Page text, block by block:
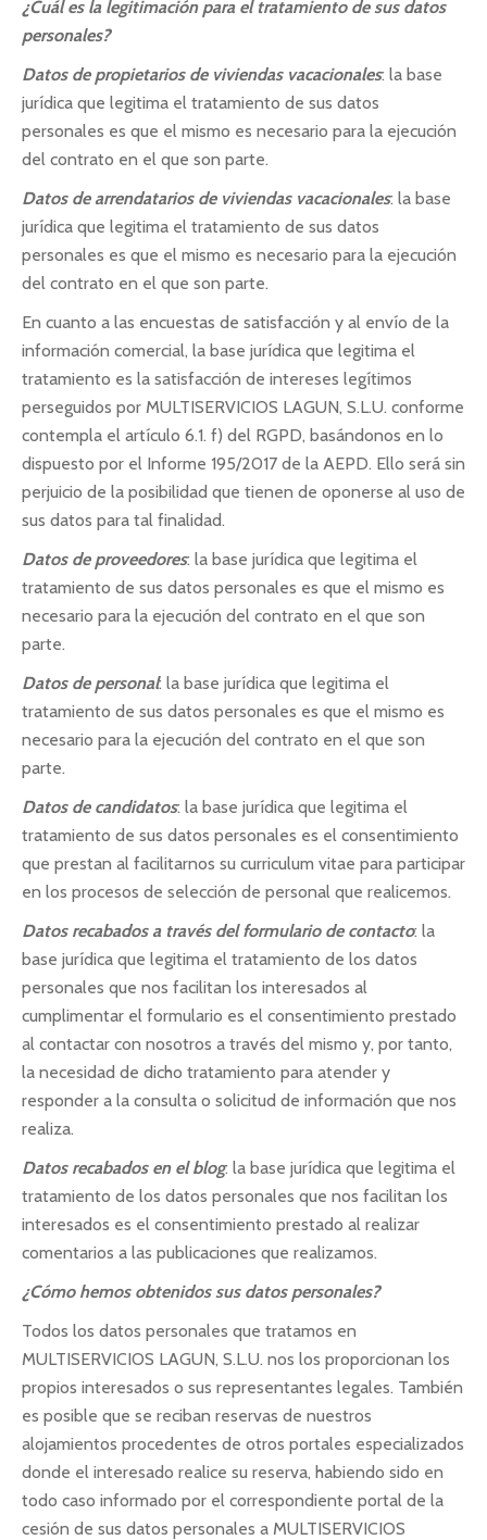
¿Cuál es la legitimación para el tratamiento de sus datos
personales?
Datos de propietarios de viviendas vacacionales: la base
jurídica que legitima el tratamiento de sus datos
personales es que el mismo es necesario para la ejecución
del contrato en el que son parte.
Datos de arrendatarios de viviendas vacacionales: la base
jurídica que legitima el tratamiento de sus datos
personales es que el mismo es necesario para la ejecución
del contrato en el que son parte.
En cuanto a las encuestas de satisfacción y al envío de la
información comercial, la base jurídica que legitima el
tratamiento es la satisfacción de intereses legítimos
perseguidos por MULTISERVICIOS LAGUN, S.L.U. conforme
contempla el artículo 6.1. f) del RGPD, basándonos en lo
dispuesto por el Informe 195/2017 de la AEPD. Ello será sin
perjuicio de la posibilidad que tienen de oponerse al uso de
sus datos para tal finalidad.
Datos de proveedores: la base jurídica que legitima el
tratamiento de sus datos personales es que el mismo es
necesario para la ejecución del contrato en el que son
parte.
Datos de personal: la base jurídica que legitima el
tratamiento de sus datos personales es que el mismo es
necesario para la ejecución del contrato en el que son
parte.
Datos de candidatos: la base jurídica que legitima el
tratamiento de sus datos personales es el consentimiento
que prestan al facilitarnos su curriculum vitae para participar
en los procesos de selección de personal que realicemos.
Datos recabados a través del formulario de contacto: la
base jurídica que legitima el tratamiento de los datos
personales que nos facilitan los interesados al
cumplimentar el formulario es el consentimiento prestado
al contactar con nosotros a través del mismo y, por tanto,
la necesidad de dicho tratamiento para atender y
responder a la consulta o solicitud de información que nos
realiza.
Datos recabados en el blog: la base jurídica que legitima el
tratamiento de los datos personales que nos facilitan los
interesados es el consentimiento prestado al realizar
comentarios a las publicaciones que realizamos.
¿Cómo hemos obtenidos sus datos personales?
Todos los datos personales que tratamos en
MULTISERVICIOS LAGUN, S.L.U. nos los proporcionan los
propios interesados o sus representantes legales. También
es posible que se reciban reservas de nuestros
alojamientos procedentes de otros portales especializados
donde el interesado realice su reserva, habiendo sido en
todo caso informado por el correspondiente portal de la
cesión de sus datos personales a MULTISERVICIOS